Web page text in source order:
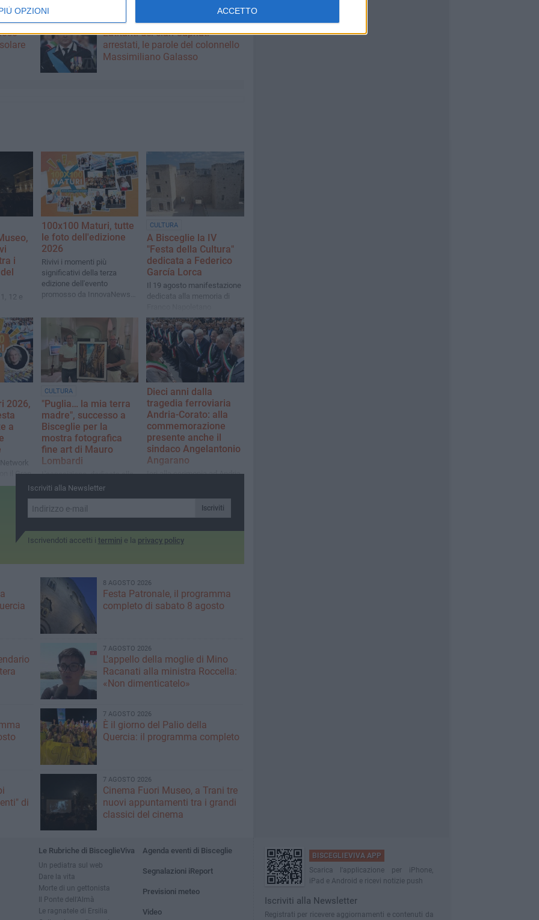
OPZIONI ACCETTO
8 AGOSTO 2026
Latitanti del clan Capriati
arrestati, le parole del colonnello
Massimiliano Galasso
i
12 e
100x100 Maturi, tutte
le foto dell'edizione
2026
Rivivi i momenti più
significativi della terza
edizione dell'evento
promosso da InnovaNews
CULTURA
A Bisceglie la IV
"Festa della Cultura"
dedicata a Federico
García Lorca
Il 19 agosto manifestazione
dedicata alla memoria di
2026,
a
il Gran
CULTURA
"Puglia… la mia terra
madre", successo a
Bisceglie per la
mostra fotografica
fine art di Mauro
Lombardi
L'esposizione, dedicata alla
madre dell'artista, ha
visitatori
Dieci anni dalla
tragedia ferroviaria
Andria-Corato: alla
commemorazione
presente anche il
sindaco Angelantonio
Angarano
Ieri alla cerimonia ad Andria
Iscriviti alla Newsletter
Iscriviti
Iscrivendoti accetti i termini e la privacy policy
8 AGOSTO 2026
Festa Patronale, il programma
completo di sabato 8 agosto
7 AGOSTO 2026
L'appello della moglie di Mino
Racanati alla ministra Roccella:
«Non dimenticatelo»
7 AGOSTO 2026
È il giorno del Palio della
Quercia: il programma completo
di
7 AGOSTO 2026
Cinema Fuori Museo, a Trani tre
nuovi appuntamenti tra i grandi
classici del cinema
Le Rubriche di BisceglieViva
Un pediatra sul web
Dare la vita
Morte di un gettonista
Il Ponte dell'Almà
Le ragnatele di Ersilia
Agenda eventi di Bisceglie
Segnalazioni iReport
Previsioni meteo
Video
BISCEGLIEVIVA APP
Scarica l'applicazione per iPhone,
iPad e Android e ricevi notizie push
Iscriviti alla Newsletter
Registrati per ricevere aggiornamenti e contenuti da